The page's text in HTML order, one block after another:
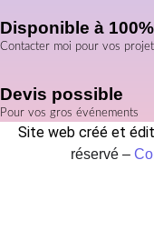
Disponible à 100%
Contacter moi pour vos
Devis possible
Pour vos gros événements
Site web créé et
réservé –